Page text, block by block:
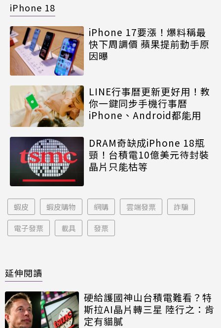
iPhone 18
iPhone 17要漲！爆料稱最
快下周調價 蘋果提前動手原
因曝
LINE行事曆更新更好用！教
你一鍵同步手機行事曆
iPhone、Android都能用
DRAM奇缺成iPhone 18瓶
頸！台積電10億美元待封裝
晶片只能枯等
蝦皮 蝦皮購物 網購 雲端發票 詐騙
電子發票 載具 發票
延伸閱讀
硬給護國神山台積電難看？特
斯拉AI晶片轉三星 陸行之：肯
定有貓膩